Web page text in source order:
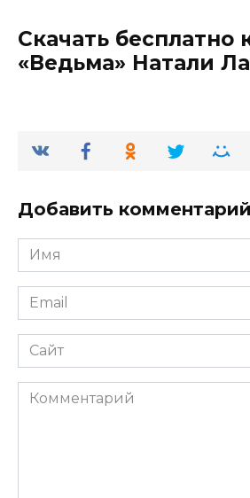
Скачать бесплатно
«Ведьма» Натали
Добавить комментарий
Имя
*
Email
*
Сайт
Комментарий